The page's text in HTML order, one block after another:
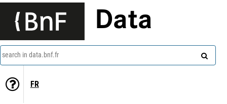
Data
search in data.bnf.fr
FR